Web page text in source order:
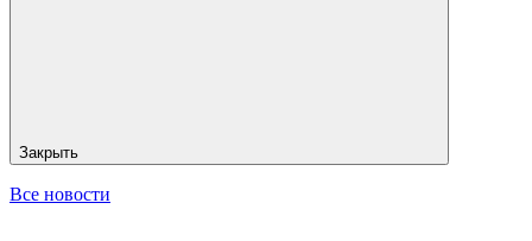
Закрыть
Все новости